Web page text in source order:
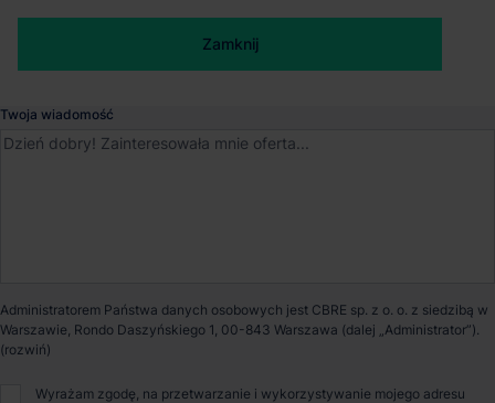
Powierzchnia parku
Zamknij
Twoja wiadomość
Administratorem Państwa danych osobowych jest CBRE sp. z o. o. z siedzibą w
Warszawie, Rondo Daszyńskiego 1, 00-843 Warszawa (dalej „Administrator”).
Wyrażam zgodę, na przetwarzanie i wykorzystywanie mojego adresu
Zamknij